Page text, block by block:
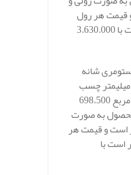
و قیمت هر رول
عایق صوتی برابر است با 3.630.000
شانه
تخم مرغی صوتی 25 میلیمتر چسب
دار ساده در هر متر مربع 698.500
به صورت
هر رول 6 متر است و قیمت هر
است با